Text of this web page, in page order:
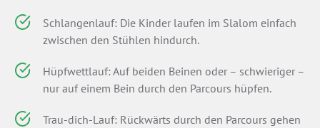
Schlangenlauf: Die Kinder laufen im Slalom einfach
zwischen den Stühlen hindurch.
Hüpfwettlauf: Auf beiden Beinen oder – schwieriger –
nur auf einem Bein durch den Parcours hüpfen.
Trau-dich-Lauf: Rückwärts durch den Parcours gehen